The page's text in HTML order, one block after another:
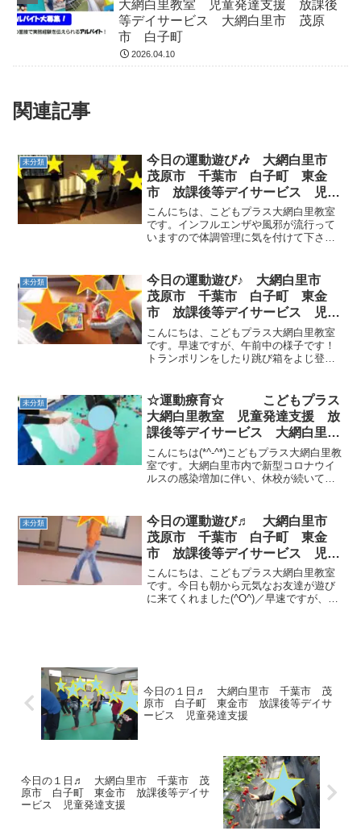
大網白里教室 児童発達支援 放課後
等デイサービス 大網白里市 茂原
市 白子町
2026.04.10
関連記事
未分類
今日の運動遊び🎶 大網白里市
茂原市 千葉市 白子町 東金
市 放課後等デイサービス 児童
発達支援
こんにちは、こどもプラス大網白里教室
です。インフルエンザや風邪が流行って
いますので体調管理に気を付けて下さい
後の様子です🎶〇✕グーパー体で大きく
表現しました☆走...
未分類
今日の運動遊び♪ 大網白里市
茂原市 千葉市 白子町 東金
市 放課後等デイサービス 児童
発達支援
こんにちは、こどもプラス大網白里教室
です。早速ですが、午前中の様子です！
トランポリンをしたり跳び箱をよじ登っ
は平均台渡りと方向ジャンプゲームです
☆トンボになった...
未分類
☆運動療育☆ こどもプラス
大網白里教室 児童発達支援 放
課後等デイサービス 大網白里
市 千葉市 茂原市 教室見学・
体験
こんにちは(*^-^*)こどもプラス大網白里教
室です。大網白里市内で新型コロナウイ
ルスの感染増加に伴い、休校が続いてい
網白里教室ではこの事態を踏まえ、当面
の間調理やイベ...
未分類
今日の運動遊び♬ 大網白里市
茂原市 千葉市 白子町 東金
市 放課後等デイサービス 児童
発達支援
こんにちは、こどもプラス大網白里教室
です。今日も朝から元気なお友達が遊び
に来てくれました(^O^)／早速ですが、今
今日の１日♬ 大網白里市 千葉市 茂
原市 白子町 東金市 放課後等デイサ
ービス 児童発達支援
今日の１日♬ 大網白里市 千葉市 茂
原市 白子町 東金市 放課後等デイサ
ービス 児童発達支援